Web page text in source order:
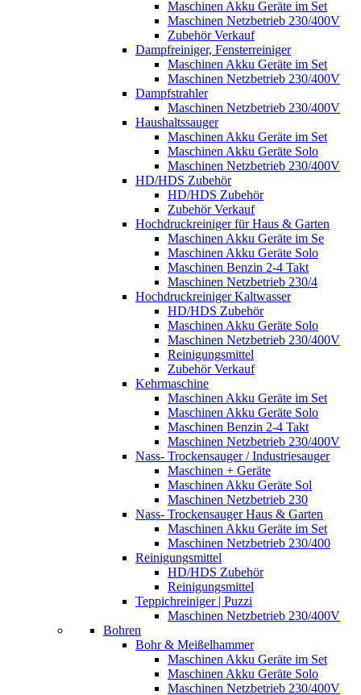
Maschinen Akku Geräte im Set
Maschinen Netzbetrieb 230/400V
Zubehör Verkauf
Dampfreiniger, Fensterreiniger
Maschinen Akku Geräte im Set
Maschinen Netzbetrieb 230/400V
Dampfstrahler
Maschinen Netzbetrieb 230/400V
Haushaltssauger
Maschinen Akku Geräte im Set
Maschinen Akku Geräte Solo
Maschinen Netzbetrieb 230/400V
HD/HDS Zubehör
HD/HDS Zubehör
Zubehör Verkauf
Hochdruckreiniger für Haus & Garten
Maschinen Akku Geräte im Se
Maschinen Akku Geräte Solo
Maschinen Benzin 2-4 Takt
Maschinen Netzbetrieb 230/4
Hochdruckreiniger Kaltwasser
HD/HDS Zubehör
Maschinen Akku Geräte Solo
Maschinen Netzbetrieb 230/400V
Reinigungsmittel
Zubehör Verkauf
Kehrmaschine
Maschinen Akku Geräte im Set
Maschinen Akku Geräte Solo
Maschinen Benzin 2-4 Takt
Maschinen Netzbetrieb 230/400V
Nass- Trockensauger / Industriesauger
Maschinen + Geräte
Maschinen Akku Geräte Sol
Maschinen Netzbetrieb 230
Nass- Trockensauger Haus & Garten
Maschinen Akku Geräte im Set
Maschinen Netzbetrieb 230/400
Reinigungsmittel
HD/HDS Zubehör
Reinigungsmittel
Teppichreiniger | Puzzi
Maschinen Netzbetrieb 230/400V
Bohren
Bohr & Meißelhammer
Maschinen Akku Geräte im Set
Maschinen Akku Geräte Solo
Maschinen Netzbetrieb 230/400V